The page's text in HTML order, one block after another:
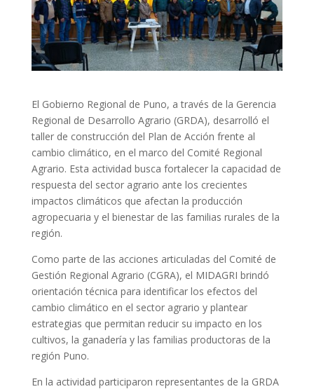
El Gobierno Regional de Puno, a través de la Gerencia
Regional de Desarrollo Agrario (GRDA), desarrolló el
taller de construcción del Plan de Acción frente al
cambio climático, en el marco del Comité Regional
Agrario. Esta actividad busca fortalecer la capacidad de
respuesta del sector agrario ante los crecientes
impactos climáticos que afectan la producción
agropecuaria y el bienestar de las familias rurales de la
región.
Como parte de las acciones articuladas del Comité de
Gestión Regional Agrario (CGRA), el MIDAGRI brindó
orientación técnica para identificar los efectos del
cambio climático en el sector agrario y plantear
estrategias que permitan reducir su impacto en los
cultivos, la ganadería y las familias productoras de la
región Puno.
En la actividad participaron representantes de la GRDA